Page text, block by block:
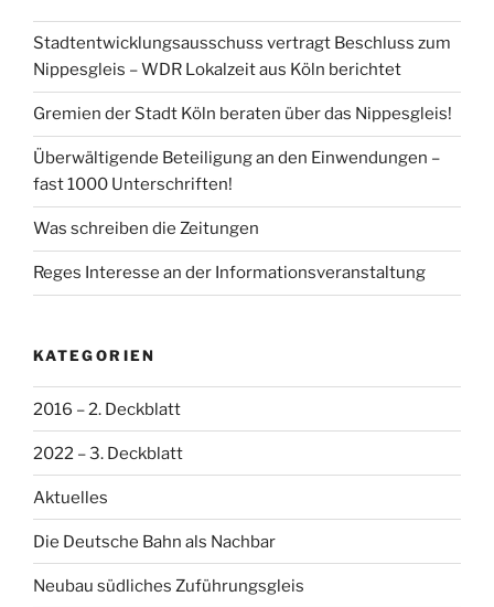
Stadtentwicklungsausschuss vertragt Beschluss zum
Nippesgleis – WDR Lokalzeit aus Köln berichtet
Gremien der Stadt Köln beraten über das Nippesgleis!
Überwältigende Beteiligung an den Einwendungen –
fast 1000 Unterschriften!
Was schreiben die Zeitungen
Reges Interesse an der Informationsveranstaltung
KATEGORIEN
2016 – 2. Deckblatt
2022 – 3. Deckblatt
Aktuelles
Die Deutsche Bahn als Nachbar
Neubau südliches Zuführungsgleis